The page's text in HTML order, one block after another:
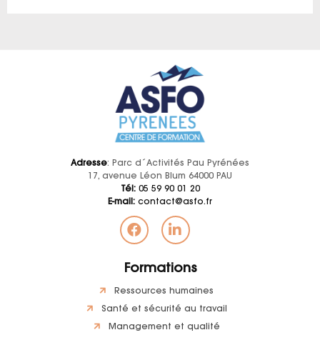
Adresse: Parc d´Activités Pau Pyrénées
17, avenue Léon Blum 64000 PAU
Tél:05 59 90 01 20
E-mail: contact@asfo.fr
Formations
Ressources humaines
Santé et sécurité au travail
Management et qualité